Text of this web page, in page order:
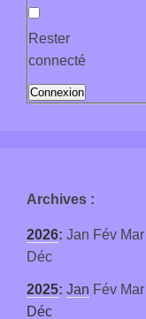
Rester
connecté
Connexion
Archives :
2026: Jan Fév Mar
Déc
2025: Jan Fév Mar
Déc